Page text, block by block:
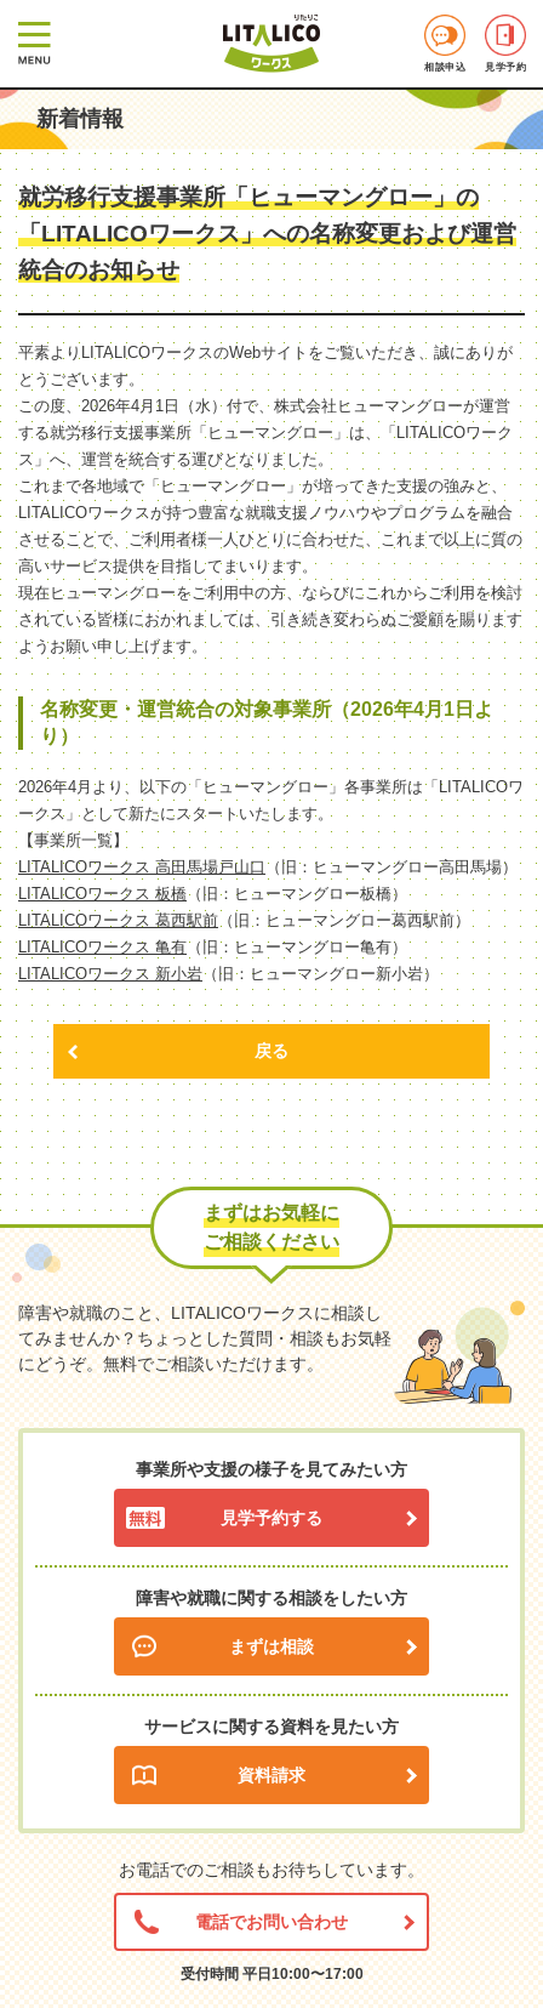
相談申込 見学予約
新着情報
就労移行支援事業所「ヒューマングロー」の
「LITALICOワークス」への名称変更および運営
統合のお知らせ
平素よりLITALICOワークスのWebサイトをご覧いただき、誠にありが
とうございます。
この度、2026年4月1日（水）付で、株式会社ヒューマングローが運営
する就労移行支援事業所「ヒューマングロー」は、「LITALICOワーク
ス」へ、運営を統合する運びとなりました。
これまで各地域で「ヒューマングロー」が培ってきた支援の強みと、
LITALICOワークスが持つ豊富な就職支援ノウハウやプログラムを融合
させることで、ご利用者様一人ひとりに合わせた、これまで以上に質の
高いサービス提供を目指してまいります。
現在ヒューマングローをご利用中の方、ならびにこれからご利用を検討
されている皆様におかれましては、引き続き変わらぬご愛顧を賜ります
ようお願い申し上げます。
名称変更・運営統合の対象事業所（2026年4月1日よ
り）
2026年4月より、以下の「ヒューマングロー」各事業所は「LITALICOワ
ークス」として新たにスタートいたします。
【事業所一覧】
LITALICOワークス 高田馬場戸山口 （旧：ヒューマングロー高田馬場）
LITALICOワークス 板橋（旧：ヒューマングロー板橋）
LITALICOワークス 葛西駅前 （旧：ヒューマングロー葛西駅前）
LITALICOワークス 亀有（旧：ヒューマングロー亀有）
LITALICOワークス 新小岩（旧：ヒューマングロー新小岩）
戻る
まずはお気軽に
ご相談ください
障害や就職のこと、LITALICOワークスに相談し
てみませんか？ちょっとした質問・相談もお気軽
にどうぞ。無料でご相談いただけます。
事業所や支援の様子を見てみたい方
見学予約する
障害や就職に関する相談をしたい方
まずは相談
サービスに関する資料を見たい方
資料請求
お電話でのご相談もお待ちしています。
電話でお問い合わせ
受付時間 平日10:00〜17:00